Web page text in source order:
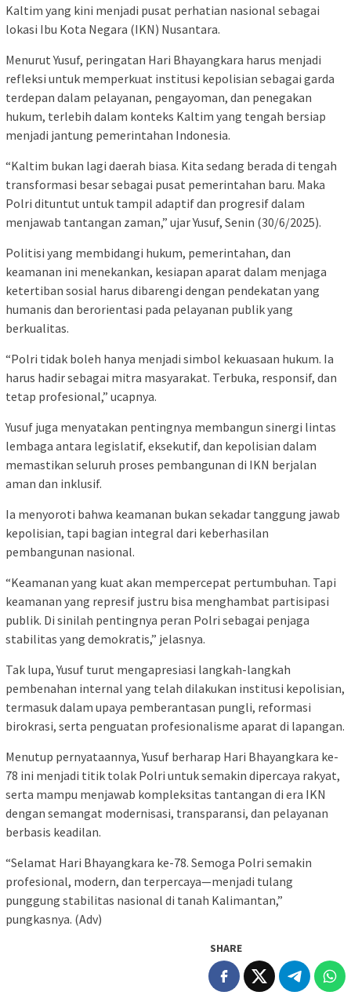
Kaltim yang kini menjadi pusat perhatian nasional sebagai
lokasi Ibu Kota Negara (IKN) Nusantara.
Menurut Yusuf, peringatan Hari Bhayangkara harus menjadi
refleksi untuk memperkuat institusi kepolisian sebagai garda
terdepan dalam pelayanan, pengayoman, dan penegakan
hukum, terlebih dalam konteks Kaltim yang tengah bersiap
menjadi jantung pemerintahan Indonesia.
“Kaltim bukan lagi daerah biasa. Kita sedang berada di tengah
transformasi besar sebagai pusat pemerintahan baru. Maka
Polri dituntut untuk tampil adaptif dan progresif dalam
menjawab tantangan zaman,” ujar Yusuf, Senin (30/6/2025).
Politisi yang membidangi hukum, pemerintahan, dan
keamanan ini menekankan, kesiapan aparat dalam menjaga
ketertiban sosial harus dibarengi dengan pendekatan yang
humanis dan berorientasi pada pelayanan publik yang
berkualitas.
“Polri tidak boleh hanya menjadi simbol kekuasaan hukum. Ia
harus hadir sebagai mitra masyarakat. Terbuka, responsif, dan
tetap profesional,” ucapnya.
Yusuf juga menyatakan pentingnya membangun sinergi lintas
lembaga antara legislatif, eksekutif, dan kepolisian dalam
memastikan seluruh proses pembangunan di IKN berjalan
aman dan inklusif.
Ia menyoroti bahwa keamanan bukan sekadar tanggung jawab
kepolisian, tapi bagian integral dari keberhasilan
pembangunan nasional.
“Keamanan yang kuat akan mempercepat pertumbuhan. Tapi
keamanan yang represif justru bisa menghambat partisipasi
publik. Di sinilah pentingnya peran Polri sebagai penjaga
stabilitas yang demokratis,” jelasnya.
Tak lupa, Yusuf turut mengapresiasi langkah-langkah
pembenahan internal yang telah dilakukan institusi kepolisian,
termasuk dalam upaya pemberantasan pungli, reformasi
birokrasi, serta penguatan profesionalisme aparat di lapangan.
Menutup pernyataannya, Yusuf berharap Hari Bhayangkara ke-
78 ini menjadi titik tolak Polri untuk semakin dipercaya rakyat,
serta mampu menjawab kompleksitas tantangan di era IKN
dengan semangat modernisasi, transparansi, dan pelayanan
berbasis keadilan.
“Selamat Hari Bhayangkara ke-78. Semoga Polri semakin
profesional, modern, dan terpercaya—menjadi tulang
punggung stabilitas nasional di tanah Kalimantan,”
pungkasnya. (Adv)
SHARE